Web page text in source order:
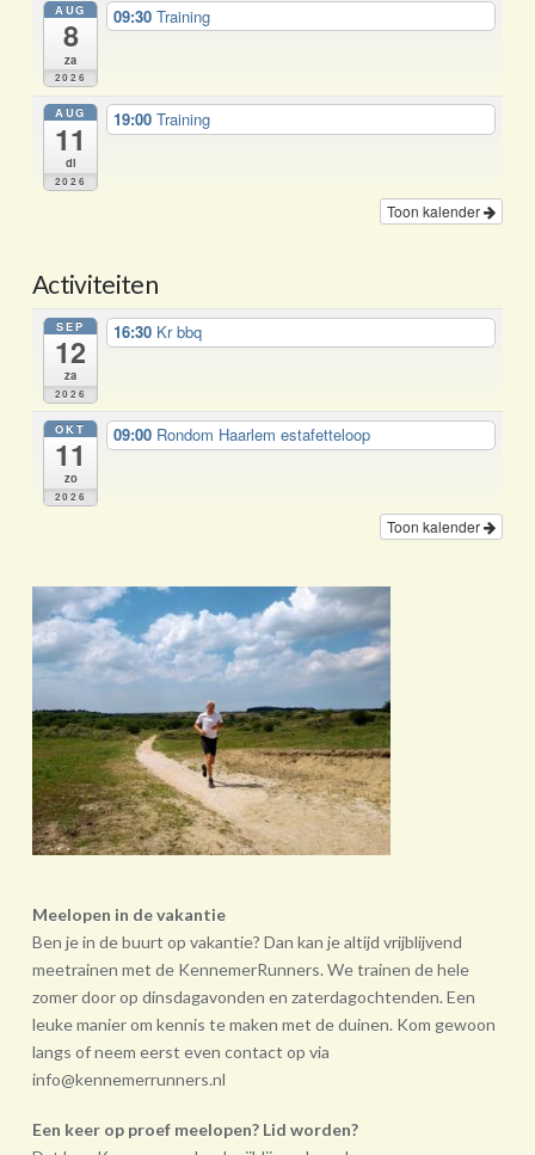
AUG
8
za
2026
09:30Training
AUG
11
di
2026
19:00Training
Toon kalender
Activiteiten
SEP
12
za
2026
16:30 Kr bbq
OKT
11
zo
2026
09:00 Rondom Haarlem estafetteloop
Toon kalender
Meelopen in de vakantie
Ben je in de buurt op vakantie? Dan kan je altijd vrijblijvend
meetrainen met de KennemerRunners. We trainen de hele
zomer door op dinsdagavonden en zaterdagochtenden. Een
leuke manier om kennis te maken met de duinen. Kom gewoon
langs of neem eerst even contact op via
info@kennemerrunners.nl
Een keer op proef meelopen? Lid worden?